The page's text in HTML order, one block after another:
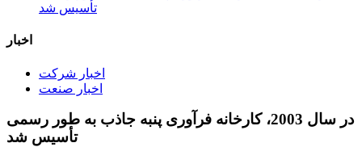
تأسیس شد
اخبار
اخبار شرکت
اخبار صنعت
در سال 2003، کارخانه فرآوری پنبه جاذب به طور رسمی
تأسیس شد